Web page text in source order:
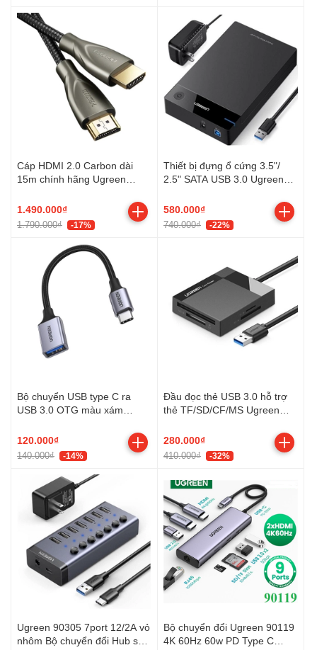
Cáp HDMI 2.0 Carbon dài
15m chính hãng Ugreen
1.490.000₫
1.790.000₫ -17%
Thiết bị đựng ổ cứng 3.5"/
2.5" SATA USB 3.0 Ugreen
580.000₫
740.000₫ -22%
Bộ chuyển USB type C ra
USB 3.0 OTG màu xám
cho điện thoại di động, máy
tính...
120.000₫
140.000₫ -14%
Đầu đọc thẻ USB 3.0 hỗ trợ
thẻ TF/SD/CF/MS Ugreen
280.000₫
410.000₫ -32%
Ugreen 90305 7port 12/2A vỏ
nhôm Bộ chuyển đổi Hub sạc
Bộ chuyển đổi Ugreen 90119
4K 60Hz 60w PD Type C